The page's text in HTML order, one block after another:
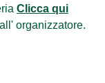
Clicca qui
organizzatore.